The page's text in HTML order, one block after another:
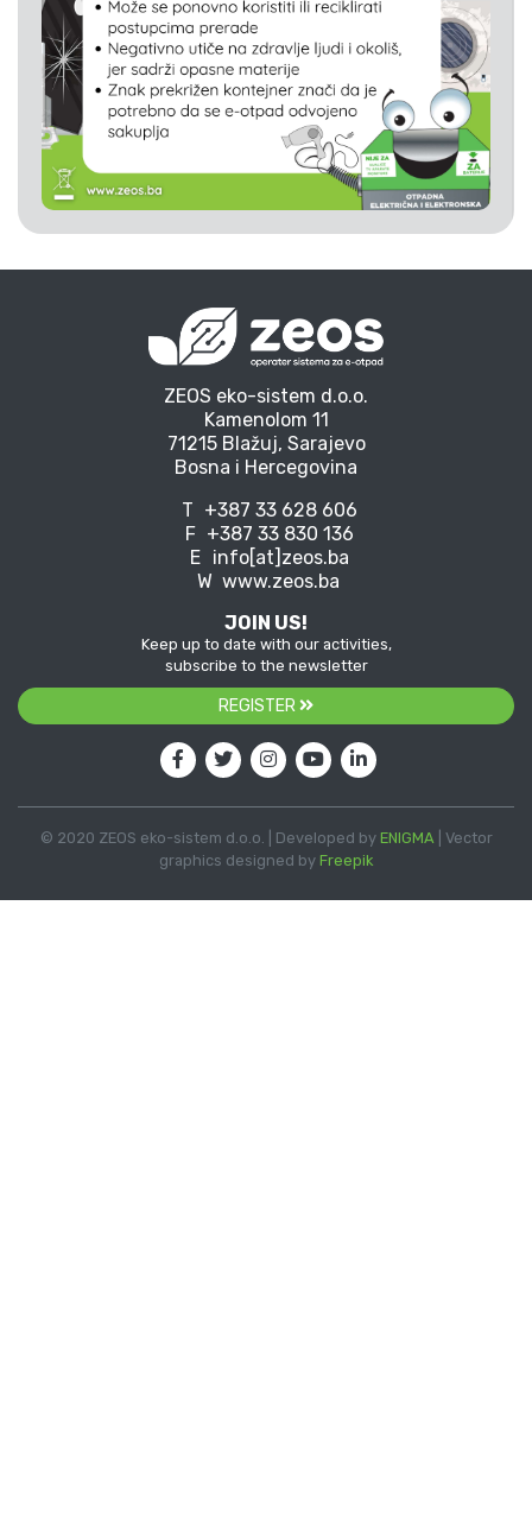
ZEOS eko-sistem d.o.o.
Kamenolom 11
71215 Blažuj, Sarajevo
Bosna i Hercegovina
T +387 33 628 606
F +387 33 830 136
E info[at]zeos.ba
W www.zeos.ba
JOIN US!
Keep up to date with our activities,
subscribe to the newsletter
REGISTER
© 2020 ZEOS eko-sistem d.o.o. | Developed by ENIGMA | Vector
graphics designed by Freepik